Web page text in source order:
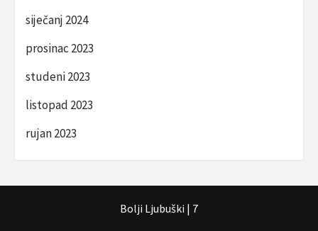
siječanj 2024
prosinac 2023
studeni 2023
listopad 2023
rujan 2023
Bolji Ljubuški | 7